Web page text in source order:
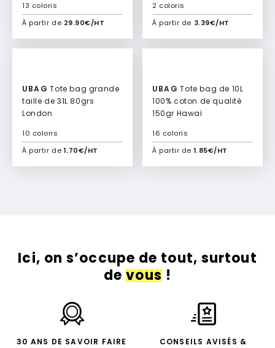
À partir de 29.90€/HT
13 coloris
Ajouter à mon devis
À partir de 3.39€/HT
2 coloris
Ajouter à mon devis
UBAG Tote bag grande
taille de 31L 80grs
London
À partir de 1.70€/HT
10 coloris
Ajouter à mon devis
UBAG Tote bag de 10L
100% coton de qualité
150gr Hawaï
À partir de 1.85€/HT
16 coloris
Ajouter à mon devis
Ici, on s’occupe de tout, surtout
devous!
30 ANS DE SAVOIR FAIRE
CONSEILS AVISÉS &